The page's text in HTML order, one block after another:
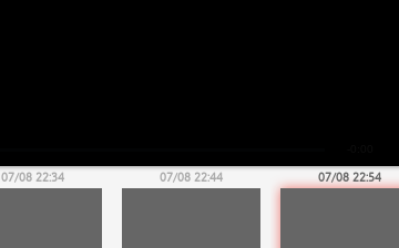
07/08 22:34 07/08 22:44 07/08 22:54